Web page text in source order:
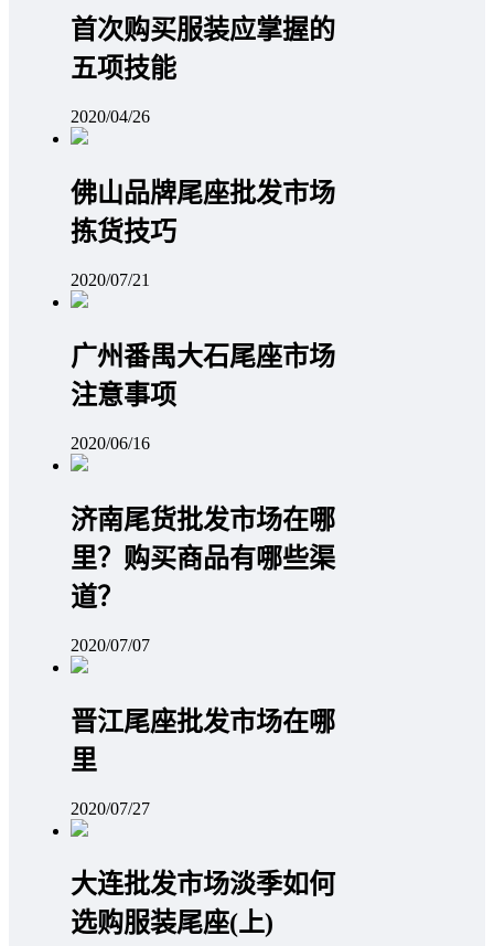
首次购买服装应掌握的
五项技能
2020/04/26
佛山品牌尾座批发市场
拣货技巧
2020/07/21
广州番禺大石尾座市场
注意事项
2020/06/16
济南尾货批发市场在哪
里？购买商品有哪些渠
道？
2020/07/07
晋江尾座批发市场在哪
里
2020/07/27
大连批发市场淡季如何
选购服装尾座(上)